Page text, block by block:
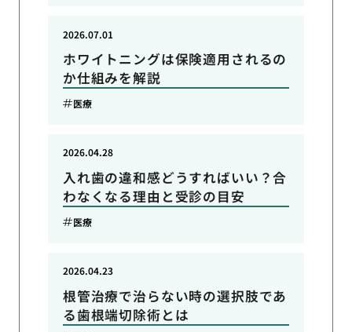
ホワイトニングは保険適用されるの
か仕組みを解説
2026.07.01
医療
入れ歯の違和感どうすればいい？合
わなくなる理由と受診の目安
2026.04.28
医療
根管治療で治らない時の選択肢であ
る歯根端切除術とは
2026.04.23